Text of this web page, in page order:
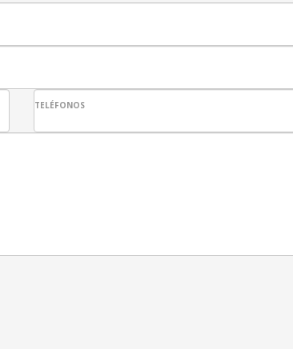
TELÉFONOS